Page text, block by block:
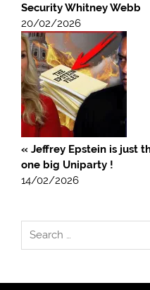
Security Whitney Webb
20/02/2026
« Jeffrey Epstein is just
one big Uniparty !
14/02/2026